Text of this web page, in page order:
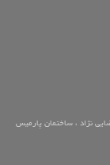
نژاد ، ساختمان پارمیس